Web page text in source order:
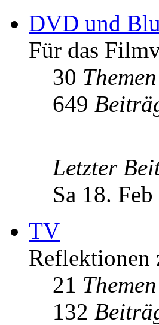
DVD und
Für das
30 Themen
649
Letzter
Sa 18.
TV
Reflektionen
21 Themen
132